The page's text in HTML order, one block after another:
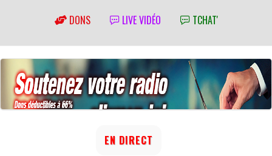
DONS LIVE VIDÉO TCHAT'
EN DIRECT